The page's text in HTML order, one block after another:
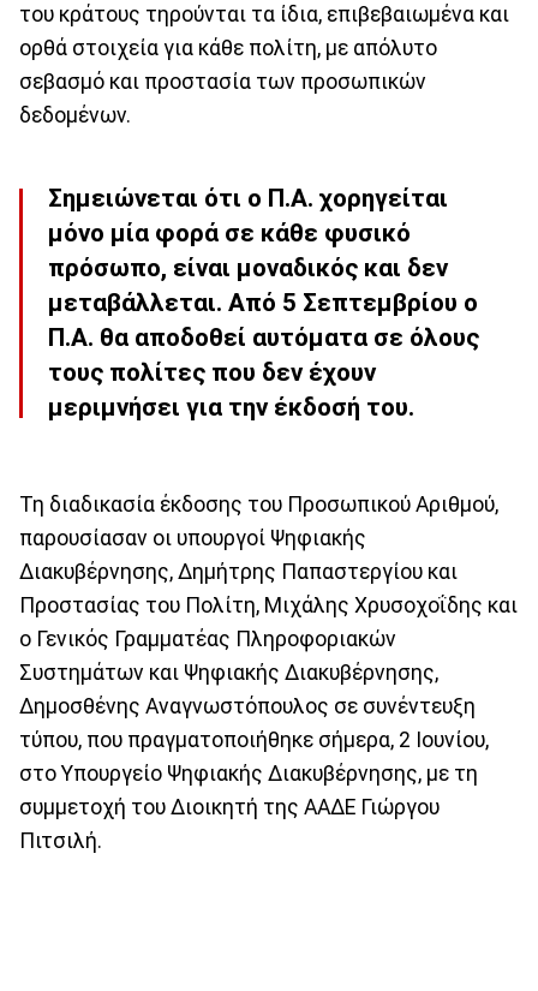
του κράτους τηρούνται τα ίδια, επιβεβαιωμένα και
ορθά στοιχεία για κάθε πολίτη, με απόλυτο
σεβασμό και προστασία των προσωπικών
δεδομένων.
Σημειώνεται ότι ο Π.Α. χορηγείται
μόνο μία φορά σε κάθε φυσικό
πρόσωπο, είναι μοναδικός και δεν
μεταβάλλεται. Από 5 Σεπτεμβρίου ο
Π.Α. θα αποδοθεί αυτόματα σε όλους
τους πολίτες που δεν έχουν
μεριμνήσει για την έκδοσή του.
Τη διαδικασία έκδοσης του Προσωπικού Αριθμού,
παρουσίασαν οι υπουργοί Ψηφιακής
Διακυβέρνησης, Δημήτρης Παπαστεργίου και
Προστασίας του Πολίτη, Μιχάλης Χρυσοχοΐδης και
ο Γενικός Γραμματέας Πληροφοριακών
Συστημάτων και Ψηφιακής Διακυβέρνησης,
Δημοσθένης Αναγνωστόπουλος σε συνέντευξη
τύπου, που πραγματοποιήθηκε σήμερα, 2 Ιουνίου,
στο Υπουργείο Ψηφιακής Διακυβέρνησης, με τη
συμμετοχή του Διοικητή της ΑΑΔΕ Γιώργου
Πιτσιλή.